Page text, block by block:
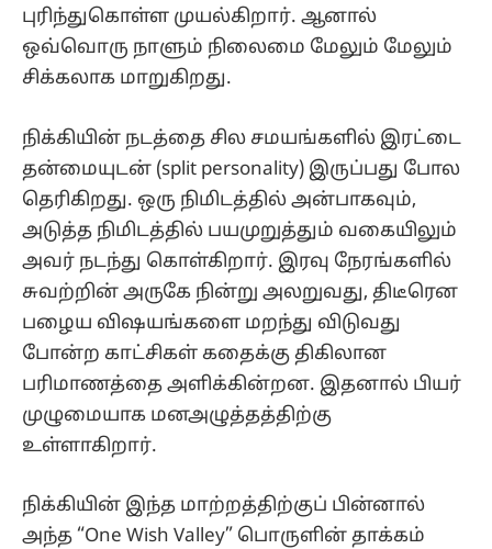
புரிந்துகொள்ள முயல்கிறார். ஆனால்
ஒவ்வொரு நாளும் நிலைமை மேலும் மேலும்
சிக்கலாக மாறுகிறது.
நிக்கியின் நடத்தை சில சமயங்களில் இரட்டை
தன்மையுடன் (split personality) இருப்பது போல
தெரிகிறது. ஒரு நிமிடத்தில் அன்பாகவும்,
அடுத்த நிமிடத்தில் பயமுறுத்தும் வகையிலும்
அவர் நடந்து கொள்கிறார். இரவு நேரங்களில்
சுவற்றின் அருகே நின்று அலறுவது, திடீரென
பழைய விஷயங்களை மறந்து விடுவது
போன்ற காட்சிகள் கதைக்கு திகிலான
பரிமாணத்தை அளிக்கின்றன. இதனால் பியர்
முழுமையாக மனஅழுத்தத்திற்கு
உள்ளாகிறார்.
நிக்கியின் இந்த மாற்றத்திற்குப் பின்னால்
அந்த “One Wish Valley” பொருளின் தாக்கம்